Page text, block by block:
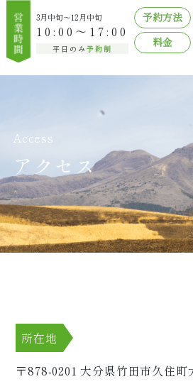
3月中旬〜12月中旬
10:00～17:00
平日のみ予約制
予約方法
料金
Access
アクセス
所在地
〒878-0201 大分県竹田市久住町